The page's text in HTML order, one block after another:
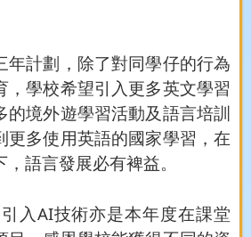
年計劃，除了對同學仔的行為
，學校希望引入更多英文學習
的境外遊學習活動及語言培訓
更多使用英語的國家學習，在
語言發展必有裨益。
入AI技術亦是本年度在課堂